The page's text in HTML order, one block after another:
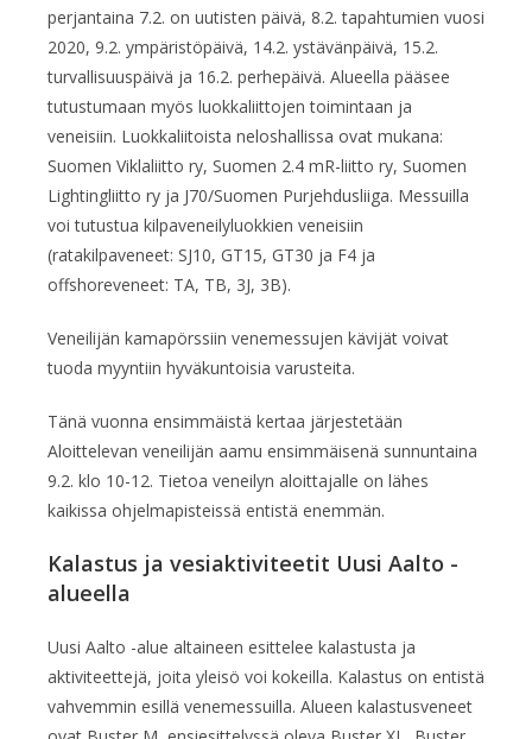
perjantaina 7.2. on uutisten päivä, 8.2. tapahtumien vuosi
2020, 9.2. ympäristöpäivä, 14.2. ystävänpäivä, 15.2.
turvallisuuspäivä ja 16.2. perhepäivä. Alueella pääsee
tutustumaan myös luokkaliittojen toimintaan ja
veneisiin. Luokkaliitoista neloshallissa ovat mukana:
Suomen Viklaliitto ry, Suomen 2.4 mR-liitto ry, Suomen
Lightingliitto ry ja J70/Suomen Purjehdusliiga. Messuilla
voi tutustua kilpaveneilyluokkien veneisiin
(ratakilpaveneet: SJ10, GT15, GT30 ja F4 ja
offshoreveneet: TA, TB, 3J, 3B).
Veneilijän kamapörssiin venemessujen kävijät voivat
tuoda myyntiin hyväkuntoisia varusteita.
Tänä vuonna ensimmäistä kertaa järjestetään
Aloittelevan veneilijän aamu ensimmäisenä sunnuntaina
9.2. klo 10-12. Tietoa veneilyn aloittajalle on lähes
kaikissa ohjelmapisteissä entistä enemmän.
Kalastus ja vesiaktiviteetit Uusi Aalto -
alueella
Uusi Aalto -alue altaineen esittelee kalastusta ja
aktiviteettejä, joita yleisö voi kokeilla. Kalastus on entistä
vahvemmin esillä venemessuilla. Alueen kalastusveneet